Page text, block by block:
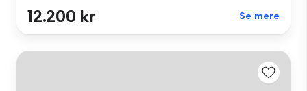
12.200 kr Se mere